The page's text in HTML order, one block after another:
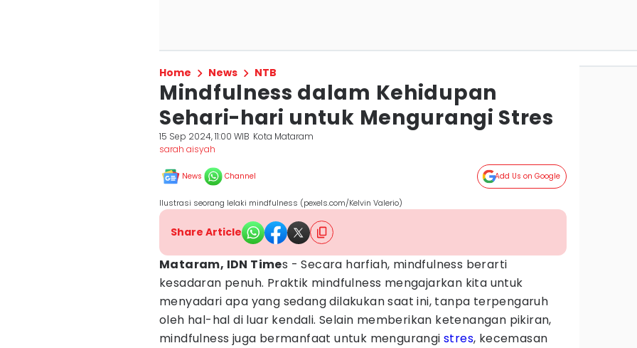
Home News NTB
Mindfulness dalam Kehidupan
Sehari-hari untuk Mengurangi Stres
15 Sep 2024, 11:00 WIB Kota Mataram
sarah aisyah
News Channel Add Us on Google
Ilustrasi seorang lelaki mindfulness (pexels.com/Kelvin Valerio)
Share Article
Mataram, IDN Times - Secara harfiah, mindfulness berarti
kesadaran penuh. Praktik mindfulness mengajarkan kita untuk
menyadari apa yang sedang dilakukan saat ini, tanpa terpengaruh
oleh hal-hal di luar kendali. Selain memberikan ketenangan pikiran,
mindfulness juga bermanfaat untuk mengurangi stres, kecemasan